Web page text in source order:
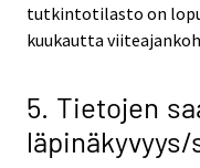
tutkintotilasto on
kuukautta
5. Tietojen
läpinäkyvyys/